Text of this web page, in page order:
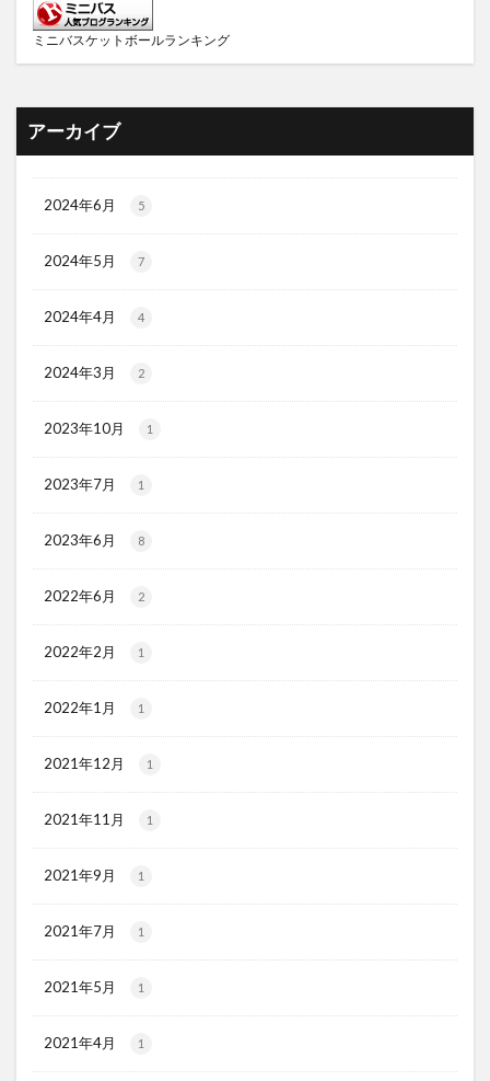
ミニバスケットボールランキング
アーカイブ
2024年6月 5
2024年5月 7
2024年4月 4
2024年3月 2
2023年10月 1
2023年7月 1
2023年6月 8
2022年6月 2
2022年2月 1
2022年1月 1
2021年12月 1
2021年11月 1
2021年9月 1
2021年7月 1
2021年5月 1
2021年4月 1